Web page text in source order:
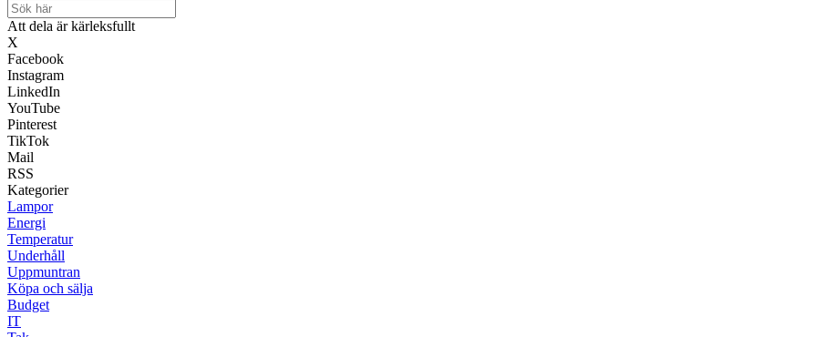
Att dela är kärleksfullt
X
Facebook
Instagram
LinkedIn
YouTube
Pinterest
TikTok
Mail
RSS
Kategorier
Lampor
Energi
Temperatur
Underhåll
Uppmuntran
Köpa och sälja
Budget
IT